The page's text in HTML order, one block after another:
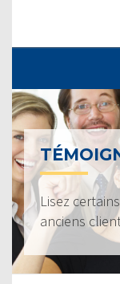
Lisez
anciens